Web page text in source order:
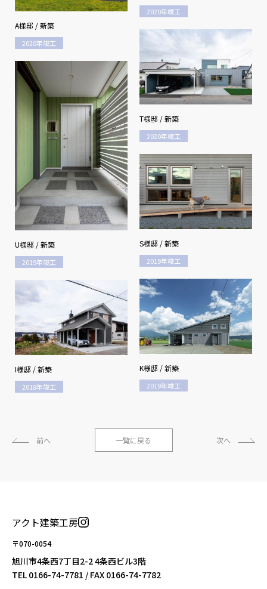
2020年竣工
A様邸 / 新築
2020年竣工
T様邸 / 新築
2020年竣工
U様邸 / 新築
2019年竣工
S様邸 / 新築
2019年竣工
K様邸 / 新築
2019年竣工
I様邸 / 新築
2018年竣工
前へ 一覧に戻る 次へ
アクト建築工房
〒070-0054
旭川市4条西7丁目2-2 4条西ビル3階
TEL 0166-74-7781 / FAX 0166-74-7782